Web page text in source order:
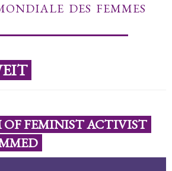
DES FEMMES
FEMINIST ACTIVIST